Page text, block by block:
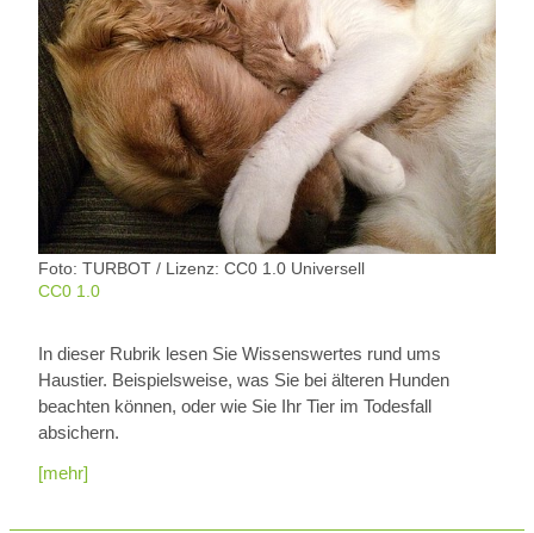
Foto: TURBOT / Lizenz: CC0 1.0 Universell
CC0 1.0
In dieser Rubrik lesen Sie Wissenswertes rund ums
Haustier. Beispielsweise, was Sie bei älteren Hunden
beachten können, oder wie Sie Ihr Tier im Todesfall
absichern.
[mehr]